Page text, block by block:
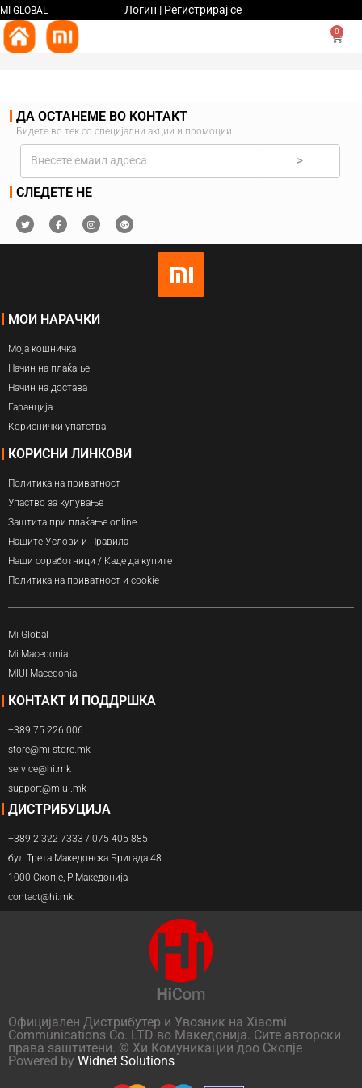
MI GLOBAL Логин | Регистрирај се
0
ДА ОСТАНЕМЕ ВО КОНТАКТ
Бидете во тек со специјални акции и промоции
>
СЛЕДЕТЕ НЕ
МОИ НАРАЧКИ
Моја кошничка
Начин на плаќање
Начин на достава
Гаранција
Кориснички упатства
КОРИСНИ ЛИНКОВИ
Политика на приватност
Упаство за купување
Заштита при плаќање online
Нашите Услови и Правила
Наши соработници / Каде да купите
Политика на приватност и cookie
Mi Global
Mi Macedonia
MIUI Macedonia
КОНТАКТ И ПОДДРШКА
+389 75 226 006
store@mi-store.mk
service@hi.mk
support@miui.mk
ДИСТРИБУЦИЈА
+389 2 322 7333 / 075 405 885
бул.Трета Македонска Бригада 48
1000 Скопје, Р.Македонија
contact@hi.mk
Официјален Дистрибутер и Увозник на Xiaomi
Communications Co. LTD во Македонија. Сите авторски
права заштитени. © Хи Комуникации доо Скопје
Powered by Widnet Solutions